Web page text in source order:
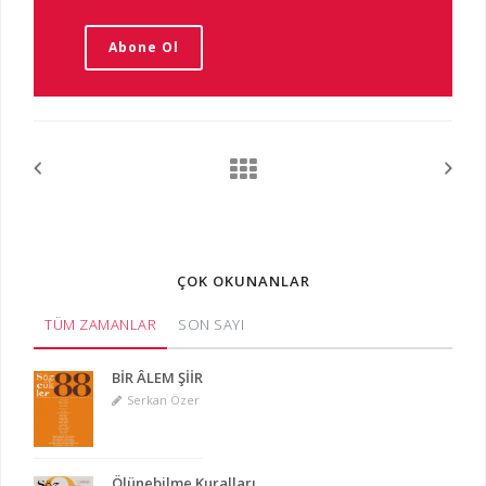
Abone Ol
ÇOK OKUNANLAR
TÜM ZAMANLAR SON SAYI
BİR ÂLEM ŞİİR
Serkan Özer